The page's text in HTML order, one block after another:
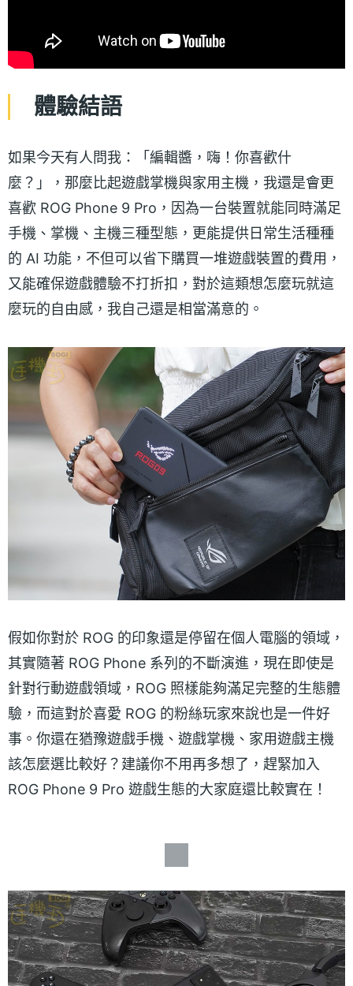
體驗結語
如果今天有人問我：「編輯醬，嗨！你喜歡什
麼？」，那麼比起遊戲掌機與家用主機，我還是會更
喜歡 ROG Phone 9 Pro，因為一台裝置就能同時滿足
手機、掌機、主機三種型態，更能提供日常生活種種
的 AI 功能，不但可以省下購買一堆遊戲裝置的費用，
又能確保遊戲體驗不打折扣，對於這類想怎麼玩就這
麼玩的自由感，我自己還是相當滿意的。
假如你對於 ROG 的印象還是停留在個人電腦的領域，
其實隨著 ROG Phone 系列的不斷演進，現在即使是
針對行動遊戲領域，ROG 照樣能夠滿足完整的生態體
驗，而這對於喜愛 ROG 的粉絲玩家來說也是一件好
事。你還在猶豫遊戲手機、遊戲掌機、家用遊戲主機
該怎麼選比較好？建議你不用再多想了，趕緊加入
ROG Phone 9 Pro 遊戲生態的大家庭還比較實在！